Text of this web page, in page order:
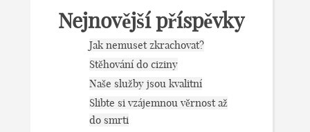
Nejnovější příspěvky
Jak nemuset zkrachovat?
Stěhování do ciziny
Naše služby jsou kvalitní
Slibte si vzájemnou věrnost až
do smrti